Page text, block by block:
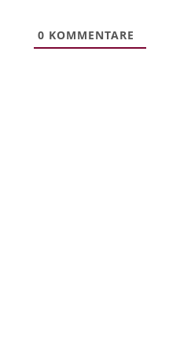
0 KOMMENTARE